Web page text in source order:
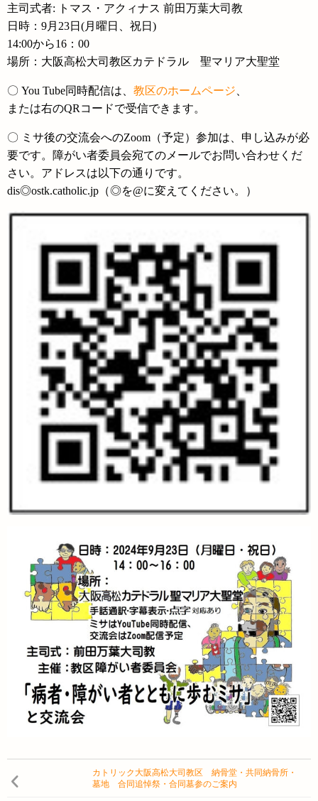
主司式者: トマス・アクィナス 前田万葉大司教
日時：9月23日(月曜日、祝日)
14:00から16：00
場所：大阪高松大司教区カテドラル 聖マリア大聖堂
〇 You Tube同時配信は、 教区のホームページ
または右のQRコードで受信できます。
〇 ミサ後の交流会へのZoom（予定）参加は、申し込みが必
要です。障がい者委員会宛てのメールでお問い合わせくだ
さい。アドレスは以下の通りです。
dis◎ostk.catholic.jp（◎を@に変えてください。）
カトリック大阪高松大司教区 納骨堂・共同納骨所・
墓地 合同追悼祭・合同墓参のご案内